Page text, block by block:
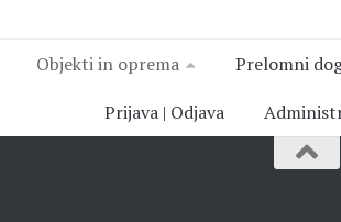
Objekti in oprema Prelomni
Prijava | Odjava